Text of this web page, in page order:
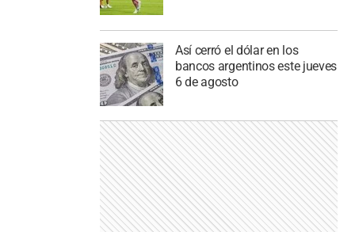
Así cerró el dólar en los
bancos argentinos este jueves
6 de agosto